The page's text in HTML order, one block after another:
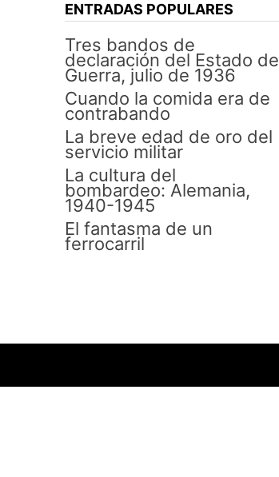
ENTRADAS POPULARES
Tres bandos de
declaración del Estado de
Guerra, julio de 1936
Cuando la comida era de
contrabando
La breve edad de oro del
servicio militar
La cultura del
bombardeo: Alemania,
1940-1945
El fantasma de un
ferrocarril